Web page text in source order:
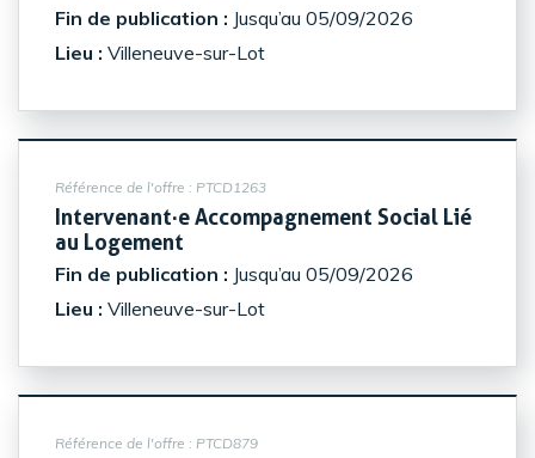
Fin de publication : Jusqu’au 05/09/2026
Lieu : Villeneuve-sur-Lot
Référence de l'offre : PTCD1263
Intervenant·e Accompagnement Social Lié
au Logement
Fin de publication : Jusqu’au 05/09/2026
Lieu : Villeneuve-sur-Lot
Référence de l'offre : PTCD879